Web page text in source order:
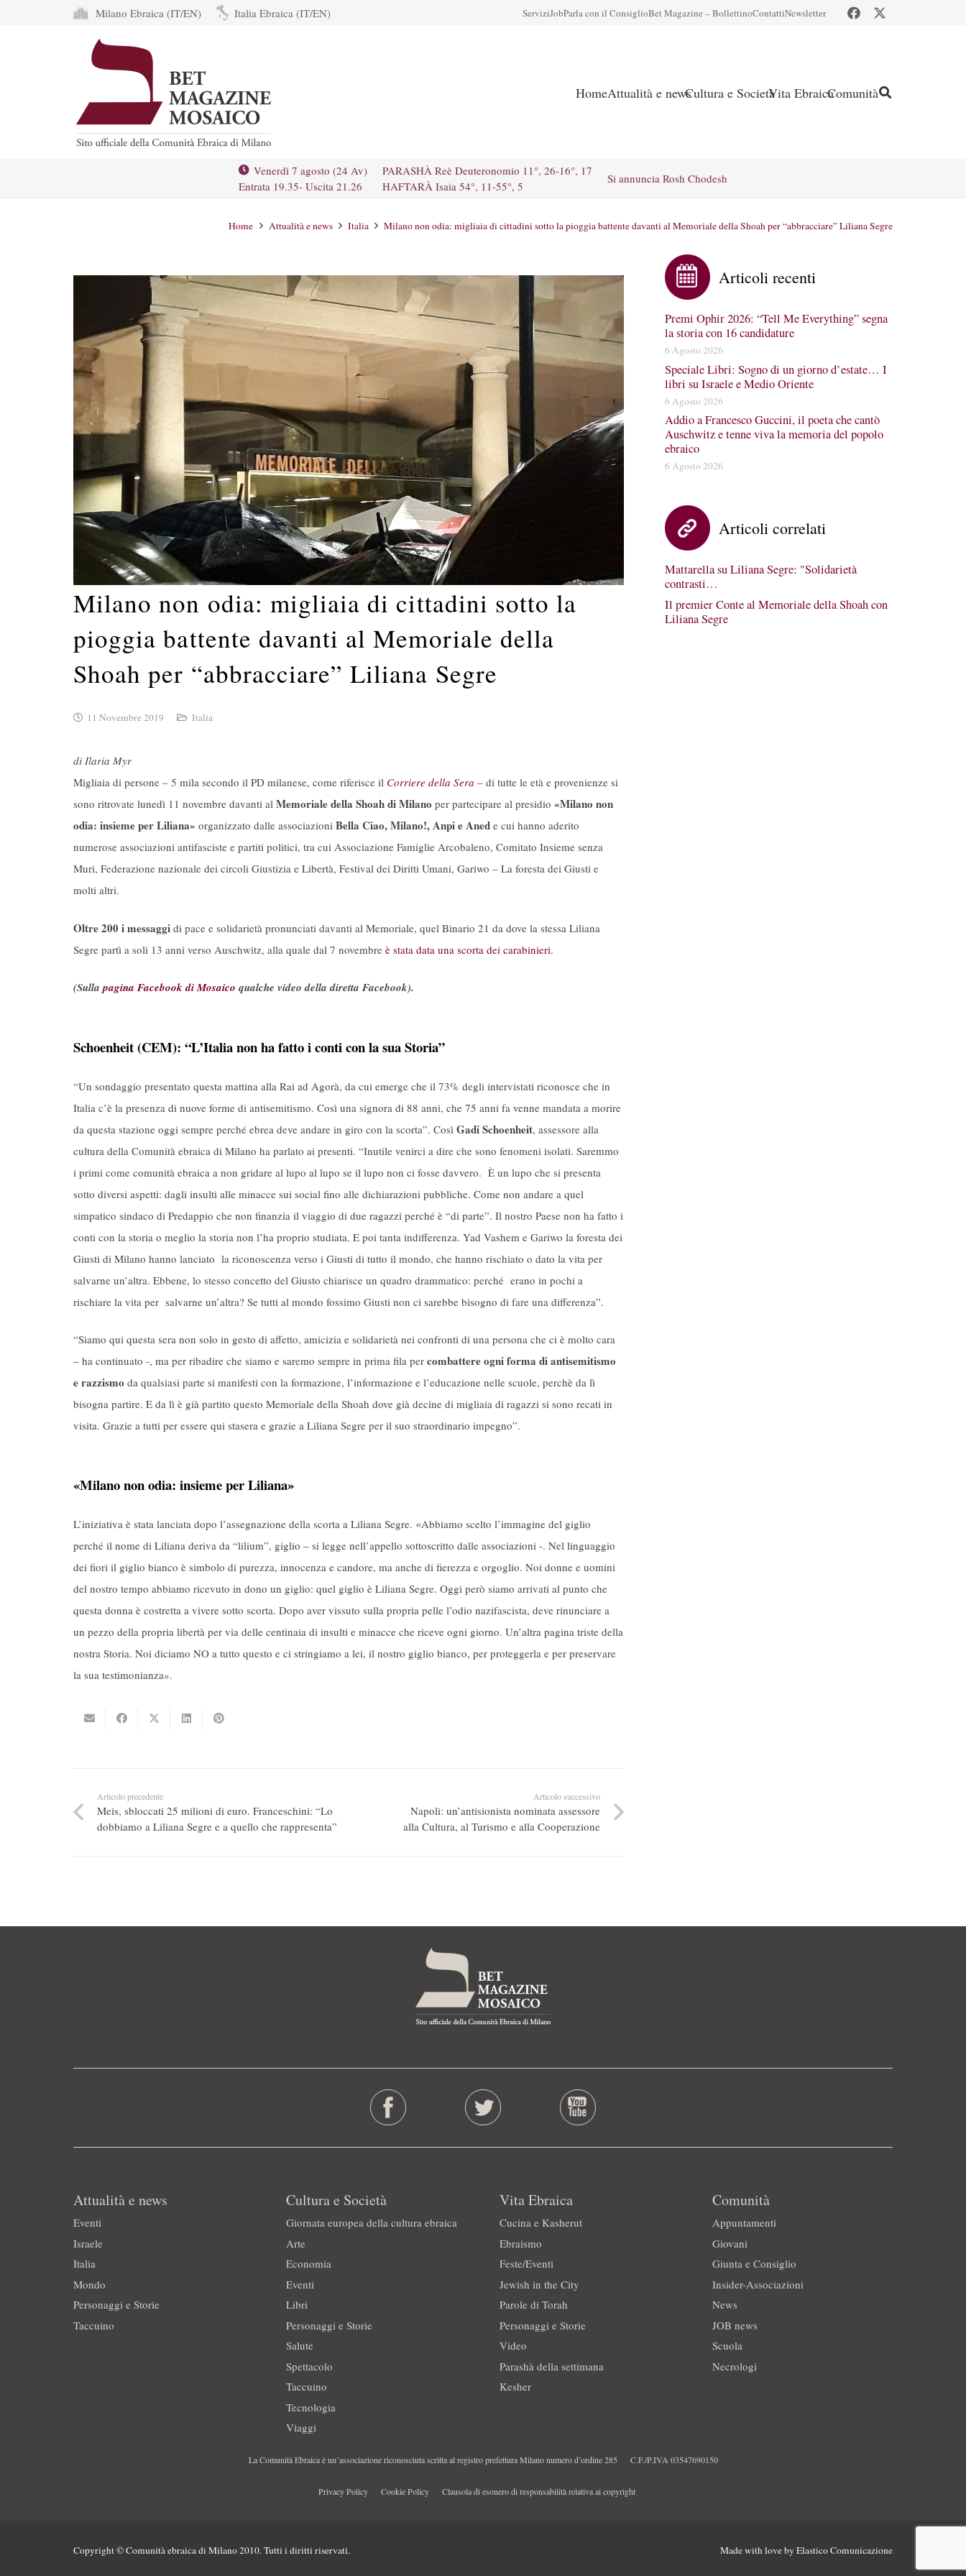
Milano Ebraica (IT/EN) Italia Ebraica (IT/EN) ServiziJobParla con il ConsiglioBet Magazine – BollettinoContattiNewsletter
HomeAttualità e newsCultura e SocietàVita EbraicaComunità
Venerdì 7 agosto (24 Av)
Entrata 19.35- Uscita 21.26
PARASHÀ Reè Deuteronomio 11°, 26-16°, 17
HAFTARÀ Isaia 54°, 11-55°, 5
Si annuncia Rosh Chodesh
Home Attualità e news Italia Milano non odia: migliaia di cittadini sotto la pioggia battente davanti al Memoriale della Shoah per “abbracciare” Liliana Segre
Milano non odia: migliaia di cittadini sotto la
pioggia battente davanti al Memoriale della
Shoah per “abbracciare” Liliana Segre
11 Novembre 2019 Italia
di Ilaria Myr
Migliaia di persone – 5 mila secondo il PD milanese, come riferisce il Corriere della Sera – di tutte le età e provenienze si
sono ritrovate lunedì 11 novembre davanti al Memoriale della Shoah di Milano per partecipare al presidio «Milano non
odia: insieme per Liliana» organizzato dalle associazioni Bella Ciao, Milano!, Anpi e Aned e cui hanno aderito
numerose associazioni antifasciste e partiti politici, tra cui Associazione Famiglie Arcobaleno, Comitato Insieme senza
Muri, Federazione nazionale dei circoli Giustizia e Libertà, Festival dei Diritti Umani, Gariwo – La foresta dei Giusti e
molti altri.
Oltre 200 i messaggi di pace e solidarietà pronunciati davanti al Memoriale, quel Binario 21 da dove la stessa Liliana
Segre partì a soli 13 anni verso Auschwitz, alla quale dal 7 novembre è stata data una scorta dei carabinieri.
(Sullapagina Facebook di Mosaico qualche video della diretta Facebook).
Schoenheit (CEM): “L’Italia non ha fatto i conti con la sua Storia”
“Un sondaggio presentato questa mattina alla Rai ad Agorà, da cui emerge che il 73% degli intervistati riconosce che in
Italia c’è la presenza di nuove forme di antisemitismo. Così una signora di 88 anni, che 75 anni fa venne mandata a morire
da questa stazione oggi sempre perché ebrea deve andare in giro con la scorta”. Così Gadi Schoenheit, assessore alla
cultura della Comunità ebraica di Milano ha parlato ai presenti. “Inutile venirci a dire che sono fenomeni isolati. Saremmo
i primi come comunità ebraica a non gridare al lupo al lupo se il lupo non ci fosse davvero. È un lupo che si presenta
sotto diversi aspetti: dagli insulti alle minacce sui social fino alle dichiarazioni pubbliche. Come non andare a quel
simpatico sindaco di Predappio che non finanzia il viaggio di due ragazzi perché è “di parte”. Il nostro Paese non ha fatto i
conti con la storia o meglio la storia non l’ha proprio studiata. E poi tanta indifferenza. Yad Vashem e Gariwo la foresta dei
Giusti di Milano hanno lanciato la riconoscenza verso i Giusti di tutto il mondo, che hanno rischiato o dato la vita per
salvarne un’altra. Ebbene, lo stesso concetto del Giusto chiarisce un quadro drammatico: perché erano in pochi a
rischiare la vita per salvarne un’altra? Se tutti al mondo fossimo Giusti non ci sarebbe bisogno di fare una differenza”.
“Siamo qui questa sera non solo in gesto di affetto, amicizia e solidarietà nei confronti di una persona che ci è molto cara
– ha continuato -, ma per ribadire che siamo e saremo sempre in prima fila per combattere ogni forma di antisemitismo
e razzismo da qualsiasi parte si manifesti con la formazione, l’informazione e l’educazione nelle scuole, perchè da lì
bisogna partire. E da lì è già partito questo Memoriale della Shoah dove già decine di migliaia di ragazzi si sono recati in
visita. Grazie a tutti per essere qui stasera e grazie a Liliana Segre per il suo straordinario impegno”.
«Milano non odia: insieme per Liliana»
L’iniziativa è stata lanciata dopo l’assegnazione della scorta a Liliana Segre. «Abbiamo scelto l’immagine del giglio
perché il nome di Liliana deriva da “lilium”, giglio – si legge nell’appello sottoscritto dalle associazioni -. Nel linguaggio
dei fiori il giglio bianco è simbolo di purezza, innocenza e candore, ma anche di fierezza e orgoglio. Noi donne e uomini
del nostro tempo abbiamo ricevuto in dono un giglio: quel giglio è Liliana Segre. Oggi però siamo arrivati al punto che
questa donna è costretta a vivere sotto scorta. Dopo aver vissuto sulla propria pelle l’odio nazifascista, deve rinunciare a
un pezzo della propria libertà per via delle centinaia di insulti e minacce che riceve ogni giorno. Un’altra pagina triste della
nostra Storia. Noi diciamo NO a tutto questo e ci stringiamo a lei, il nostro giglio bianco, per proteggerla e per preservare
la sua testimonianza».
Articolo precedente
Meis, sbloccati 25 milioni di euro. Franceschini: “Lo
dobbiamo a Liliana Segre e a quello che rappresenta”
Articolo successivo
Napoli: un’antisionista nominata assessore
alla Cultura, al Turismo e alla Cooperazione
Articoli recenti
Premi Ophir 2026: “Tell Me Everything” segna
la storia con 16 candidature
6 Agosto 2026
Speciale Libri: Sogno di un giorno d’estate… I
libri su Israele e Medio Oriente
6 Agosto 2026
Addio a Francesco Guccini, il poeta che cantò
Auschwitz e tenne viva la memoria del popolo
ebraico
6 Agosto 2026
Articoli correlati
Mattarella su Liliana Segre: "Solidarietà
contrasti…
Il premier Conte al Memoriale della Shoah con
Liliana Segre
Attualità e news
Eventi
Israele
Italia
Mondo
Personaggi e Storie
Taccuino
Cultura e Società
Giornata europea della cultura ebraica
Arte
Economia
Eventi
Libri
Personaggi e Storie
Salute
Spettacolo
Taccuino
Tecnologia
Viaggi
Vita Ebraica
Cucina e Kasherut
Ebraismo
Feste/Eventi
Jewish in the City
Parole di Torah
Personaggi e Storie
Video
Parashà della settimana
Kesher
Comunità
Appuntamenti
Giovani
Giunta e Consiglio
Insider-Associazioni
News
JOB news
Scuola
Necrologi
La Comunità Ebraica è un’associazione riconosciuta scritta al registro prefettura Milano numero d’ordine 285 C.F./P.IVA 03547690150
Privacy Policy Cookie Policy Clausola di esonero di responsabilità relativa ai copyright
Copyright © Comunità ebraica di Milano 2010. Tutti i diritti riservati. Made with love by Elastico Comunicazione